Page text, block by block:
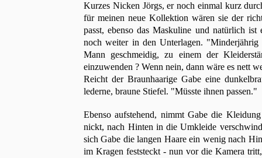
Kurzes Nicken Jörgs, er noch einmal kurz
für meinen neue Kollektion wären sie der
passt, ebenso das Maskuline und natürlich
noch weiter in den Unterlagen.
Mann geschmeidig, zu einem der
einzuwenden ? Wenn nein, dann wäre es nett
Reicht der Braunhaarige Gabe eine
lederne, braune Stiefel. "Müsste ihnen passen."
Ebenso aufstehend, nimmt Gabe die
nickt, nach Hinten in die Umkleide
sich Gabe die langen Haare ein wenig nach
im Kragen feststeckt - nun vor die Kamera